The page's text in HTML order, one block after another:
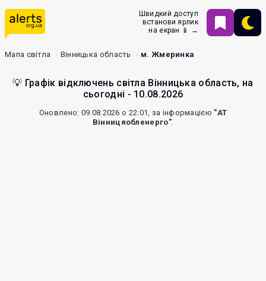
Швидкий доступ
встанови ярлик
на екран 📱 →
Мапа світла Вінницька область м. Жмеринка
💡 Графік відключень світла Вінницька область, на
сьогодні - 10.08.2026
Оновлено: 09.08.2026 о 22:01, за інформацією "АТ
Вінницяобленерго".